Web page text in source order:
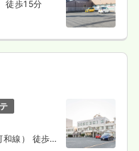
徒歩15分
和線） 徒歩3